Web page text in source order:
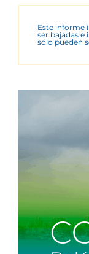
Este informe
ser bajadas e
sólo pueden